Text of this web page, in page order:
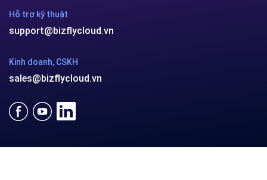
Hỗ trợ kỹ thuật
support@bizflycloud.vn
Kinh doanh, CSKH
sales@bizflycloud.vn